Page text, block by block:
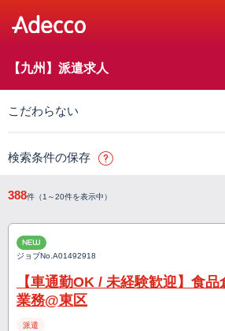
【九州】派遣求人
こだわらない
検索条件の保存
388件（1～20件を表示中）
NEW
ジョブNo.A01492918
【車通勤OK / 未経験歓迎】食
業務@東区
派遣